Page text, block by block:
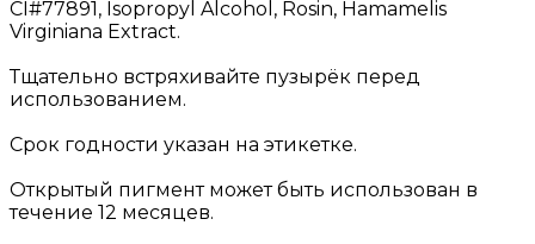
CI#77891, Isopropyl Alcohol, Rosin, Hamamelis
Virginiana Extract.
Тщательно встряхивайте пузырёк перед
использованием.
Срок годности указан на этикетке.
Открытый пигмент может быть использован в
течение 12 месяцев.